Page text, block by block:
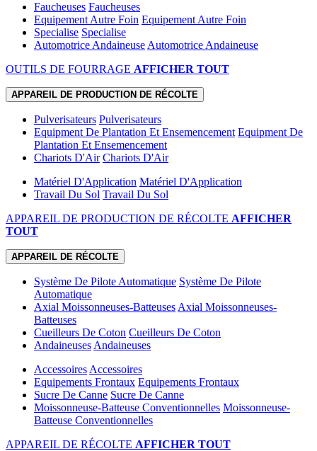
Faucheuses Faucheuses
Equipement Autre Foin Equipement Autre Foin
Specialise Specialise
Automotrice Andaineuse Automotrice Andaineuse
OUTILS DE FOURRAGE AFFICHER TOUT
APPAREIL DE PRODUCTION DE RÉCOLTE
Pulverisateurs Pulverisateurs
Equipment De Plantation Et Ensemencement Equipment De
Plantation Et Ensemencement
Chariots D'Air Chariots D'Air
Matériel D'Application Matériel D'Application
Travail Du Sol Travail Du Sol
APPAREIL DE PRODUCTION DE RÉCOLTE AFFICHER
TOUT
APPAREIL DE RÉCOLTE
Système De Pilote Automatique Système De Pilote
Automatique
Axial Moissonneuses-Batteuses Axial Moissonneuses-
Batteuses
Cueilleurs De Coton Cueilleurs De Coton
Andaineuses Andaineuses
Accessoires Accessoires
Equipements Frontaux Equipements Frontaux
Sucre De Canne Sucre De Canne
Moissonneuse-Batteuse Conventionnelles Moissonneuse-
Batteuse Conventionnelles
APPAREIL DE RÉCOLTE AFFICHER TOUT